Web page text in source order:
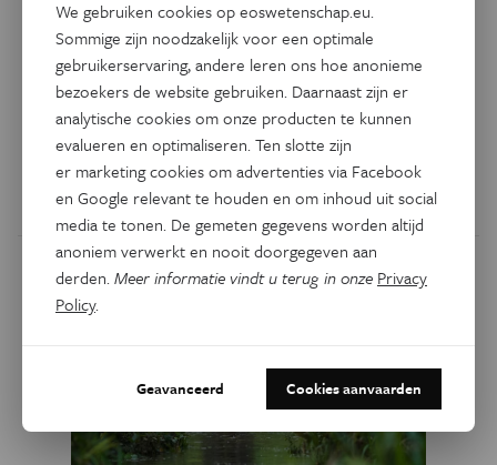
broeikasgassen mee de diepte
in
Zeewier is een belangrijke opslagplek van broeikasgassen,
omdat het koolstof uit de atmosfeer vastlegt, naar grote
dieptes zakt en daar blijft liggen. Deze functie van macro-
algen werd tot nu over het hoofd gezien.
We gebruiken cookies op eoswetenschap.eu.
Sommige zijn noodzakelijk voor een optimale
gebruikerservaring, andere leren ons hoe anonieme
bezoekers de website gebruiken. Daarnaast zijn er
analytische cookies om onze producten te kunnen
evalueren en optimaliseren. Ten slotte zijn
er marketing cookies om advertenties via Facebook
en Google relevant te houden en om inhoud uit social
media te tonen. De gemeten gegevens worden altijd
anoniem verwerkt en nooit doorgegeven aan
derden.Meer informatie vindt u terug in onze Privacy
Policy.
Geavanceerd Cookies aanvaarden